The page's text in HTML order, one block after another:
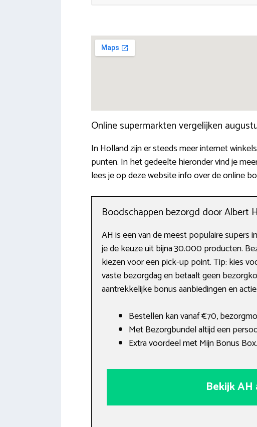
Online supermarkten vergelijken
In Holland zijn er steeds meer internet
punten. In het gedeelte hieronder vind je
lees je op deze website info over de online
Boodschappen bezorgd door Albert
AH is een van de meest populaire supers
je de keuze uit bijna 30.000 producten.
kiezen voor een pick-up point. Tip: kies
vaste bezorgdag en betaalt geen
aantrekkelijke bonus aanbiedingen en
Bestellen kan vanaf €70,
Met Bezorgbundel altijd een
Extra voordeel met Mijn Bonus Box.
Bekijk